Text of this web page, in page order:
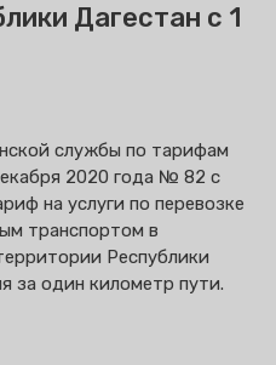
Дагестан с 1
службы по тарифам
2020 года № 82 с
на услуги по перевозке
транспортом в
Республики
за один километр пути.